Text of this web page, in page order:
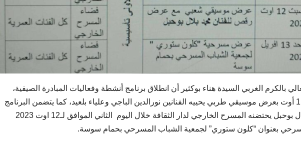
بالكرم الغربي السيدة هناء بوكثير أن انطلاق برنامج أنشطة وفعاليات المبادرة الصيفية،
“الأيام الثقافية الصيفية”، سيكون يوم 11 أوت بعرض موسيقي طربي يحييه الفنانين نورالدين الباجي وعلياء بلعيد، كما يتضمن البرنامج
عرض موسيقي شعبي للفنان محمد بلال بوحبل يحتضنه المسرح الخارجي لدار الثقافة خلال اليوم الثاني الموافق لـ12 اوت 2023